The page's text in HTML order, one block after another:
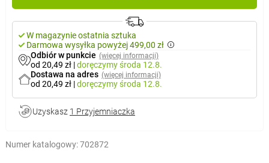
W magazynie ostatnia sztuka
Darmowa wysyłka powyżej 499,00 zł
Odbiór w punkcie (więcej informacji)
od 20,49 zł |doręczymyśroda 12.8.
Dostawa na adres (więcej informacji)
od 20,49 zł |doręczymyśroda 12.8.
Uzyskasz 1 Przyjemniaczka
Numer katalogowy:702872